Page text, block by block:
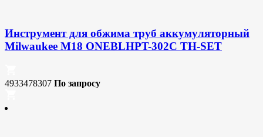
Инструмент для обжима труб аккумуляторный
Milwaukee M18 ONEBLHPT-302C TH-SET
4933478307 По запросу